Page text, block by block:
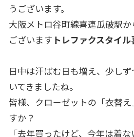
うございます。
大阪メトロ谷町線喜連瓜破駅
ございます トレファクスタイ
日中は汗ばむ日も増え、少し
いてきましたね。
皆様、クローゼットの「衣替
すか？
「去年買ったけど、今年は着